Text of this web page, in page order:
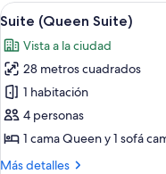
Abrir
todas
las
fotos
de
Suite
(Queen
6
Suite (Queen Suite)
Vista a la ciudad
28 metros cuadrados
1 habitación
4 personas
1 cama Queen y 1 sofá
Más detalles
Más